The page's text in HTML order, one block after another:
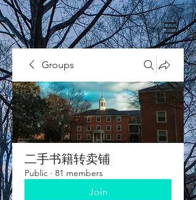
Groups
二手书籍转卖铺
Public · 81 members
Join